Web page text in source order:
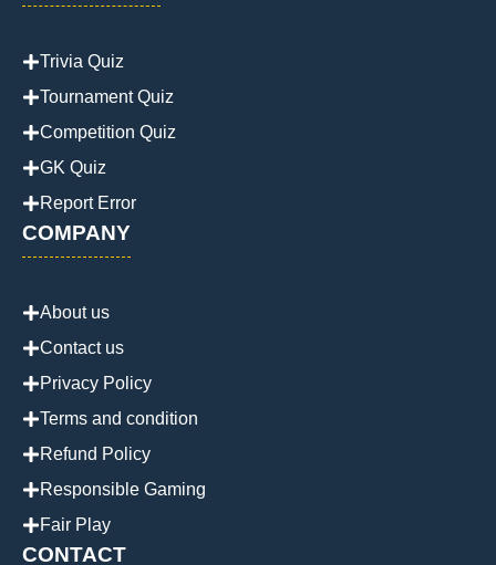
Trivia Quiz
Tournament Quiz
Competition Quiz
GK Quiz
Report Error
COMPANY
About us
Contact us
Privacy Policy
Terms and condition
Refund Policy
Responsible Gaming
Fair Play
CONTACT